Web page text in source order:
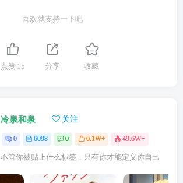
喜欢就支持一下吧
点赞 15 分享 收藏
冷泉和泉 关注
0 6098 0 6.1W+ 49.6W+
不管你被贴上什么标签，只有你才能定义你自己